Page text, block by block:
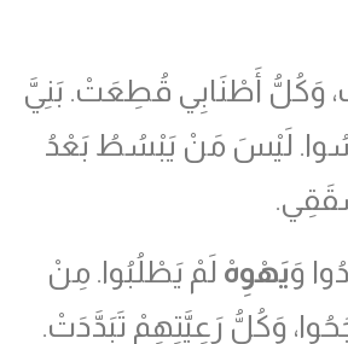
وَكُلُّ أَطْنَابِي قُطِعَتْ. بَنِيَّ
لَيْسَ مَنْ يَبْسُطُ بَعْدُ
وَيَهْوِهْ لَمْ يَطْلُبُوا. مِنْ
وَكُلُّ رَعِيَّتِهِمْ تَبَدَّدَتْ.